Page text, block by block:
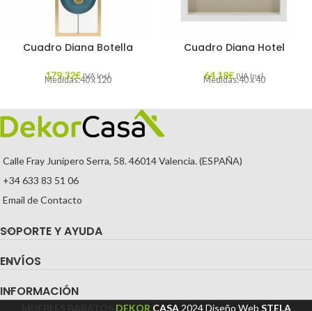
Cuadro Diana Botella
179,32€ IVA Incl.
Medidas:40 x 120
Cuadro Diana Hotel
64,18€ IVA Incl.
Medidas:40 x 40
Calle Fray Junípero Serra, 58. 46014 Valencia. (ESPAÑA)
+34 633 83 51 06
Email de Contacto
SOPORTE Y AYUDA
ENVÍOS
INFORMACIÓN
DEKOR CASA 2024Diseño Web STELA